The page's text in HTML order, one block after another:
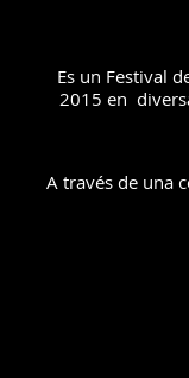
​Es un Festival
2015 en
A través de una